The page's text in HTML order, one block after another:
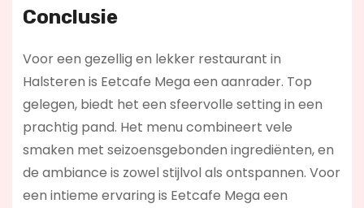
Conclusie
Voor een gezellig en lekker restaurant in
Halsteren is Eetcafe Mega een aanrader. Top
gelegen, biedt het een sfeervolle setting in een
prachtig pand. Het menu combineert vele
smaken met seizoensgebonden ingrediënten, en
de ambiance is zowel stijlvol als ontspannen. Voor
een intieme ervaring is Eetcafe Mega een